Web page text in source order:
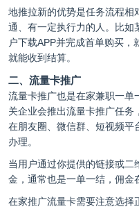
地推拉新的优势是任务流程相
通、有一定执行力的人。比如
户下载APP并完成首单购买
就能收到结算。
二、流量卡推广
流量卡推广也是在家兼职一单
关企业会推出流量卡推广任务
在朋友圈、微信群、短视频平
办理。
当用户通过你提供的链接或二
金，通常也是一单一结，佣金
在家推广流量卡需要注意选择